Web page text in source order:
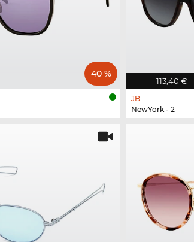
40 %
113,40 €
JB
NewYork - 2